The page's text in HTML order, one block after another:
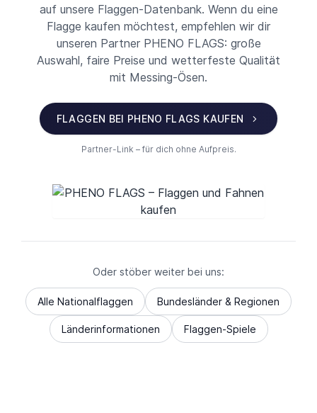
auf unsere Flaggen-Datenbank. Wenn du eine
Flagge kaufen möchtest, empfehlen wir dir
unseren Partner PHENO FLAGS: große
Auswahl, faire Preise und wetterfeste Qualität
mit Messing-Ösen.
FLAGGEN BEI PHENO FLAGS KAUFEN
Partner-Link – für dich ohne Aufpreis.
Oder stöber weiter bei uns:
Alle Nationalflaggen Bundesländer & Regionen
Länderinformationen Flaggen-Spiele